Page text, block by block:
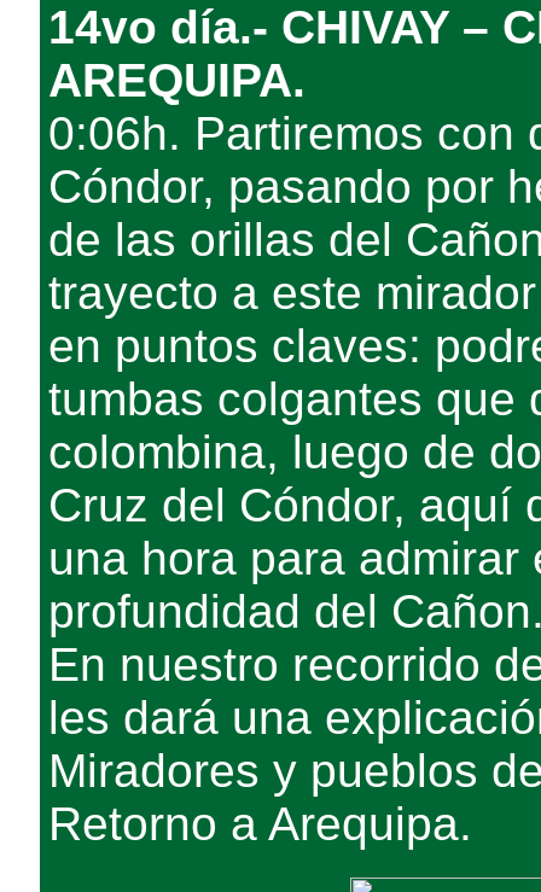
14vo día.- CHIVAY –
AREQUIPA.
0:06h. Partiremos con
Cóndor, pasando por
de las orillas del
trayecto a este
en puntos claves:
tumbas colgantes que
colombina, luego de
Cruz del Cóndor, aquí
una hora para
profundidad del
En nuestro recorrido
les dará una
Miradores y pueblos
Retorno a Arequipa.